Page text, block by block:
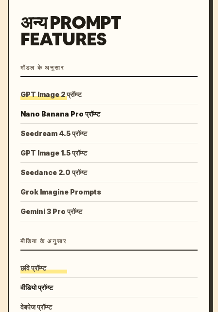
अन्य PROMPT
FEATURES
मॉडल के अनुसार
GPT Image 2 प्रॉम्प्ट
Nano Banana Pro प्रॉम्प्ट
Seedream 4.5 प्रॉम्प्ट
GPT Image 1.5 प्रॉम्प्ट
Seedance 2.0 प्रॉम्प्ट
Grok Imagine Prompts
Gemini 3 Pro प्रॉम्प्ट
मीडिया के अनुसार
छवि प्रॉम्प्ट
वीडियो प्रॉम्प्ट
वेबपेज प्रॉम्प्ट